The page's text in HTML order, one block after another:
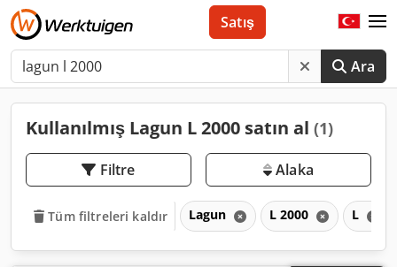
Ara
Satış
Kullanılmış Lagun L 2000 satın al (1)
Filtre Alaka
Tüm filtreleri kaldır Lagun L 2000 L